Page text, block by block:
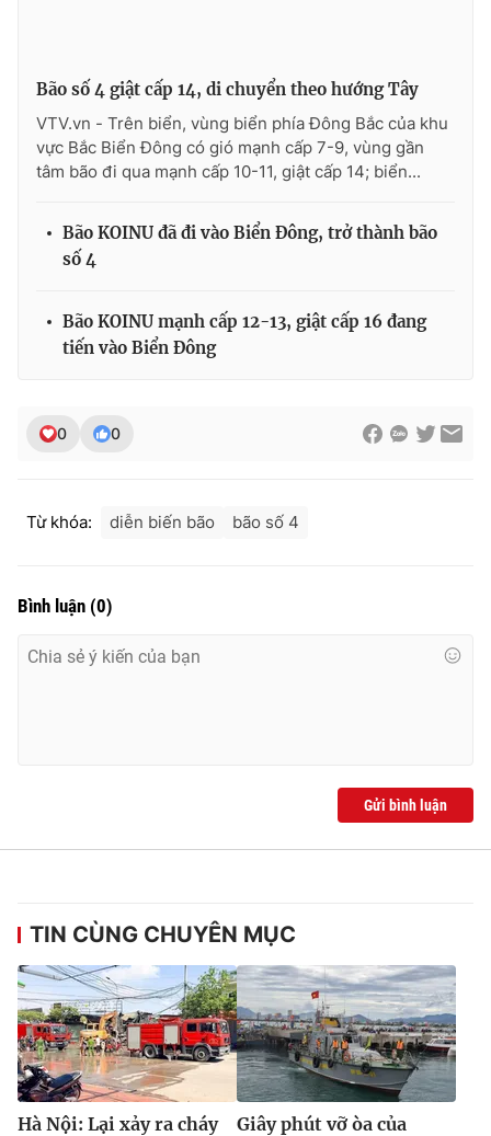
THỜI BÁO VTV
Cơ quan chủ quản:
Giấy phép hoạt động báo in và báo điện tử số 483/GP-BTTTT
cấp ngày 29/12/2023
Nguyễn Trọng Ninh
Email:toasoan@vtv.vn
thông tin từ website này.
Bão số 4 giật cấp 14, di chuyển theo hướng Tây
VTV.vn - Trên biển, vùng biển phía Đông Bắc của khu
vực Bắc Biển Đông có gió mạnh cấp 7-9, vùng gần
tâm bão đi qua mạnh cấp 10-11, giật cấp 14; biển...
Bão KOINU đã đi vào Biển Đông, trở thành bão
số 4
Bão KOINU mạnh cấp 12-13, giật cấp 16 đang
tiến vào Biển Đông
0 0
Từ khóa: diễn biến bão bão số 4
Bình luận (0)
Gửi bình luận
TIN CÙNG CHUYÊN MỤC
Hà Nội: Lại xảy ra cháy
Giây phút vỡ òa của